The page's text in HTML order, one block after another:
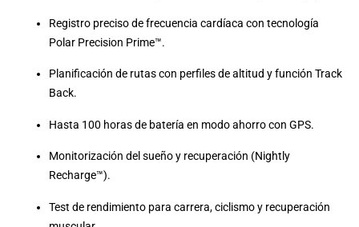
Registro preciso de frecuencia cardíaca con tecnología
Polar Precision Prime™.
Planificación de rutas con perfiles de altitud y función Track
Back.
Hasta 100 horas de batería en modo ahorro con GPS.
Monitorización del sueño y recuperación (Nightly
Recharge™).
Test de rendimiento para carrera, ciclismo y recuperación